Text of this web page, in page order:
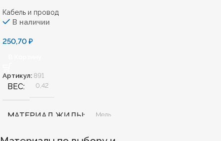
Кабель и провод
В наличии
250,70 ₽
Артикул:891
ВЕС 0,42
МАТЕРИАЛ ЖИЛЫ Медь